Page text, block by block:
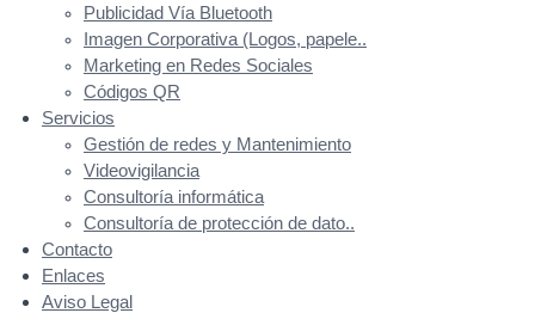
Publicidad Vía Bluetooth
Imagen Corporativa (Logos, papele..
Marketing en Redes Sociales
Códigos QR
Servicios
Gestión de redes y Mantenimiento
Videovigilancia
Consultoría informática
Consultoría de protección de dato..
Contacto
Enlaces
Aviso Legal